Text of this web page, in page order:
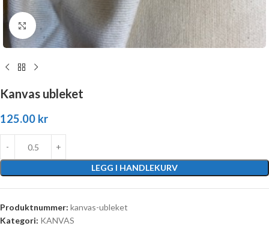
Click to enlarge
Kanvas ubleket
125.00 kr
LEGG I HANDLEKURV
Produktnummer: kanvas-ubleket
Kategori: KANVAS